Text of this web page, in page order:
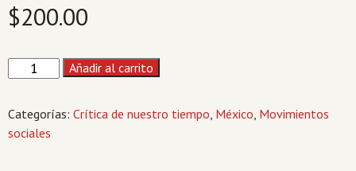
$200.00
Añadir al carrito
Categorías: Crítica de nuestro tiempo, México, Movimientos
sociales